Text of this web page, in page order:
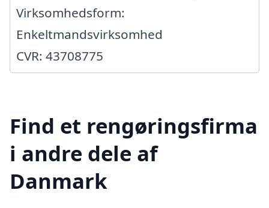
Virksomhedsform:
Enkeltmandsvirksomhed
CVR: 43708775
Find et rengøringsfirma
i andre dele af
Danmark